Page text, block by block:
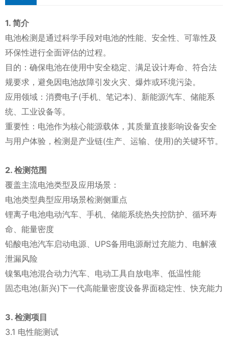
1. 简介
电池检测是通过科学手段对电池的性能、安全性、可靠性及
环保性进行全面评估的过程。
目的：确保电池在使用中安全稳定、满足设计寿命、符合法
规要求，避免因电池故障引发火灾、爆炸或环境污染。
应用领域：消费电子(手机、笔记本)、新能源汽车、储能系
统、工业设备等。
重要性：电池作为核心能源载体，其质量直接影响设备安全
与用户体验，检测是产业链(生产、运输、使用)的关键环节。
2. 检测范围
覆盖主流电池类型及应用场景：
电池类型典型应用场景检测侧重点
锂离子电池电动汽车、手机、储能系统热失控防护、循环寿
命、能量密度
铅酸电池汽车启动电源、UPS备用电源耐过充能力、电解液
泄漏风险
镍氢电池混合动力汽车、电动工具自放电率、低温性能
固态电池(新兴)下一代高能量密度设备界面稳定性、快充能力
3. 检测项目
3.1 电性能测试